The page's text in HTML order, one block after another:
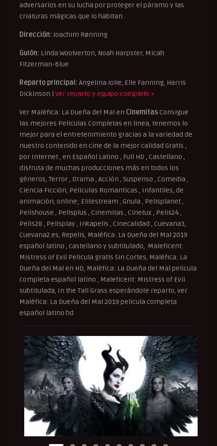
adversarios en su lucha por proteger el páramo y las
criaturas mágicas que lo habitan.
Dirección: Joachim Rønning
Guión: Linda Woolverton, Noah Harpster, Micah
Fitzerman-Blue
Reparto principal: Angelina Jolie, Elle Fanning, Harris
Dickinson | Ver reparto y equipo completo »
Ver Maléfica: La Dueña del Mal en Cinemitas Consigue
las mejores Peliculas Completas en linea, tenemos lo
mejor para el entretenimiento gracias a la variedad de
nuestro contenido en cine de la mejor calidad Gratis ,
por Internet , en Español Latino , Full HD , Castellano ,
disfruta de muchas producciones más en todos los
géneros, Terror , Drama , Acción , Suspenso , Comedia ,
Ciencia Ficción, Peliculas Romanticas , Infantiles, de
animación, online; Elitestream , Gnula , Pelisplanet ,
Pelishouse , Pelisplus , Cinemitas , Cinetux , Pelis24 ,
Pelis28 , Pelisplay , Inkapelis , Cinecalidad , Cuevana3,
Cuevana2.es, Repelis, Maléfica: La Dueña del Mal 2019
español latino , castellano y subtitulado, Maleficent:
Mistress of Evil Pelicula gratis Sin Cortes, Maléfica: La
Dueña del Mal en HD, Maléfica: La Dueña del Mal pelicula
completa español latino , Maleficent: Mistress of Evil
subtitulada, In the Tall Grass esperándote reparto, ver
Maléfica: La Dueña del Mal 2019 pelicula completa
español latino hd